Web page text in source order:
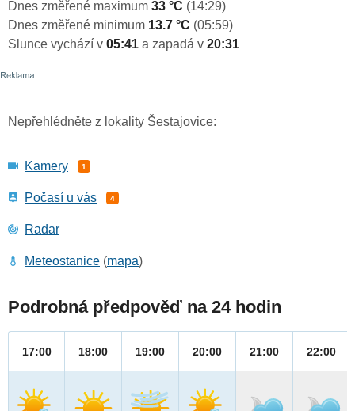
Dnes změřené maximum 33 °C (14:29)
Dnes změřené minimum 13.7 °C (05:59)
Slunce vychází v 05:41 a zapadá v 20:31
Nepřehlédněte z lokality Šestajovice:
Kamery 1
Počasí u vás 4
Radar
Meteostanice (mapa)
Podrobná předpověď na 24 hodin
17:00 18:00 19:00 20:00 21:00 22:00